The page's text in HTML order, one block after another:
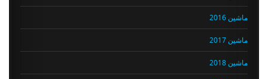
ماشین 2016
ماشین 2017
ماشین 2018